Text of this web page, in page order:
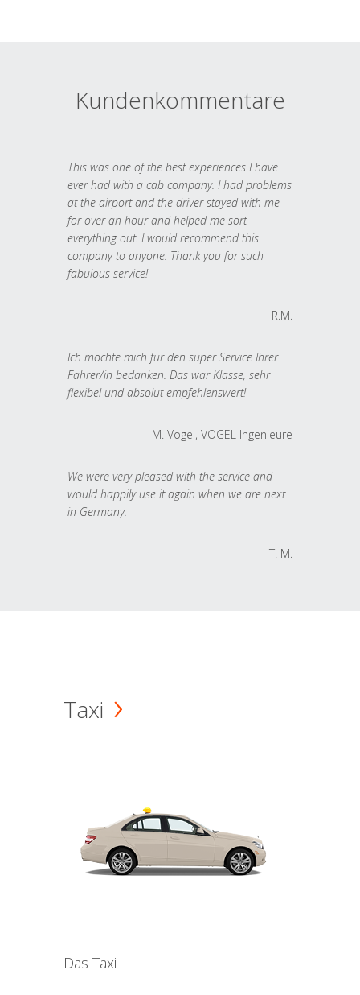
Kundenkommentare
This was one of the best experiences I have
ever had with a cab company. I had problems
at the airport and the driver stayed with me
for over an hour and helped me sort
everything out. I would recommend this
company to anyone. Thank you for such
fabulous service!
R.M.
Ich möchte mich für den super Service Ihrer
Fahrer/in bedanken. Das war Klasse, sehr
flexibel und absolut empfehlenswert!
M. Vogel, VOGEL Ingenieure
We were very pleased with the service and
would happily use it again when we are next
in Germany.
T. M.
Taxi
Das Taxi